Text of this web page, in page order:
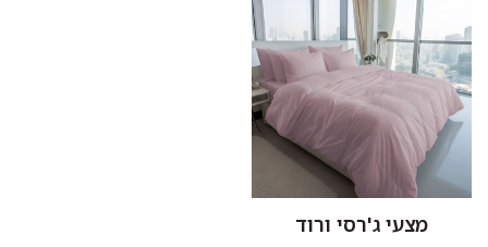
מצעי ג'רסי ורוד